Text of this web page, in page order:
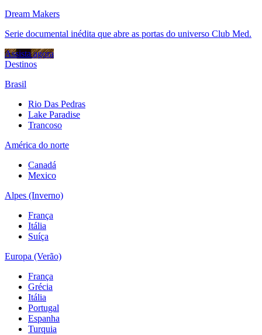
Dream Makers
Serie documental inédita que abre as portas do universo Club Med.
Assista agora
Destinos
Brasil
Rio Das Pedras
Lake Paradise
Trancoso
América do norte
Canadá
Mexico
Alpes (Inverno)
França
Itália
Suíça
Europa (Verão)
França
Grécia
Itália
Portugal
Espanha
Turquia